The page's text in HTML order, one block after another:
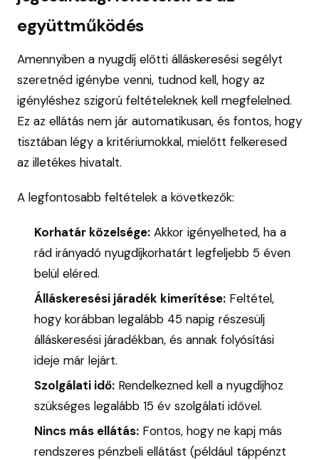
együttműködés
Amennyiben a nyugdíj előtti álláskeresési segélyt
szeretnéd igénybe venni, tudnod kell, hogy az
igényléshez szigorú feltételeknek kell megfelelned.
Ez az ellátás nem jár automatikusan, és fontos, hogy
tisztában légy a kritériumokkal, mielőtt felkeresed
az illetékes hivatalt.
A legfontosabb feltételek a következők:
Korhatár közelsége: Akkor igényelheted, ha a
rád irányadó nyugdíjkorhatárt legfeljebb 5 éven
belül eléred.
Álláskeresési járadék kimerítése: Feltétel,
hogy korábban legalább 45 napig részesülj
álláskeresési járadékban, és annak folyósítási
ideje már lejárt.
Szolgálati idő: Rendelkezned kell a nyugdíjhoz
szükséges legalább 15 év szolgálati idővel.
Nincs más ellátás: Fontos, hogy ne kapj más
rendszeres pénzbeli ellátást (például táppénzt